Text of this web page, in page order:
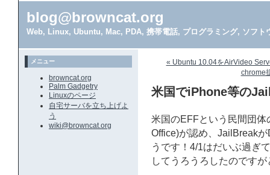
blog@browncat.org
Web, Linux, Ubuntu, Mac, PDA, 携帯電話, プログラミング, ソフト
« Ubuntu 10.04をAirVideo
chrome
米国でiPhone等の
米国のEFFという民間団
Office)が認め、JailBreak
うです！4/1はだいぶ過ぎ
してうろうろしたのです
メニュー
browncat.org
Palm Gadgetry
Linuxのページ
自宅サーバを立ち上げよ
う
wiki@browncat.org